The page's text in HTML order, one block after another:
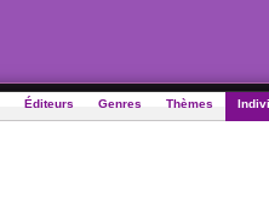
Éditeurs Genres Thèmes